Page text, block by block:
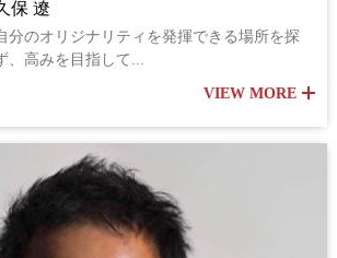
保 遼
分のオリジナリティを発揮できる場所を探
高みを目指して...
VIEW MORE